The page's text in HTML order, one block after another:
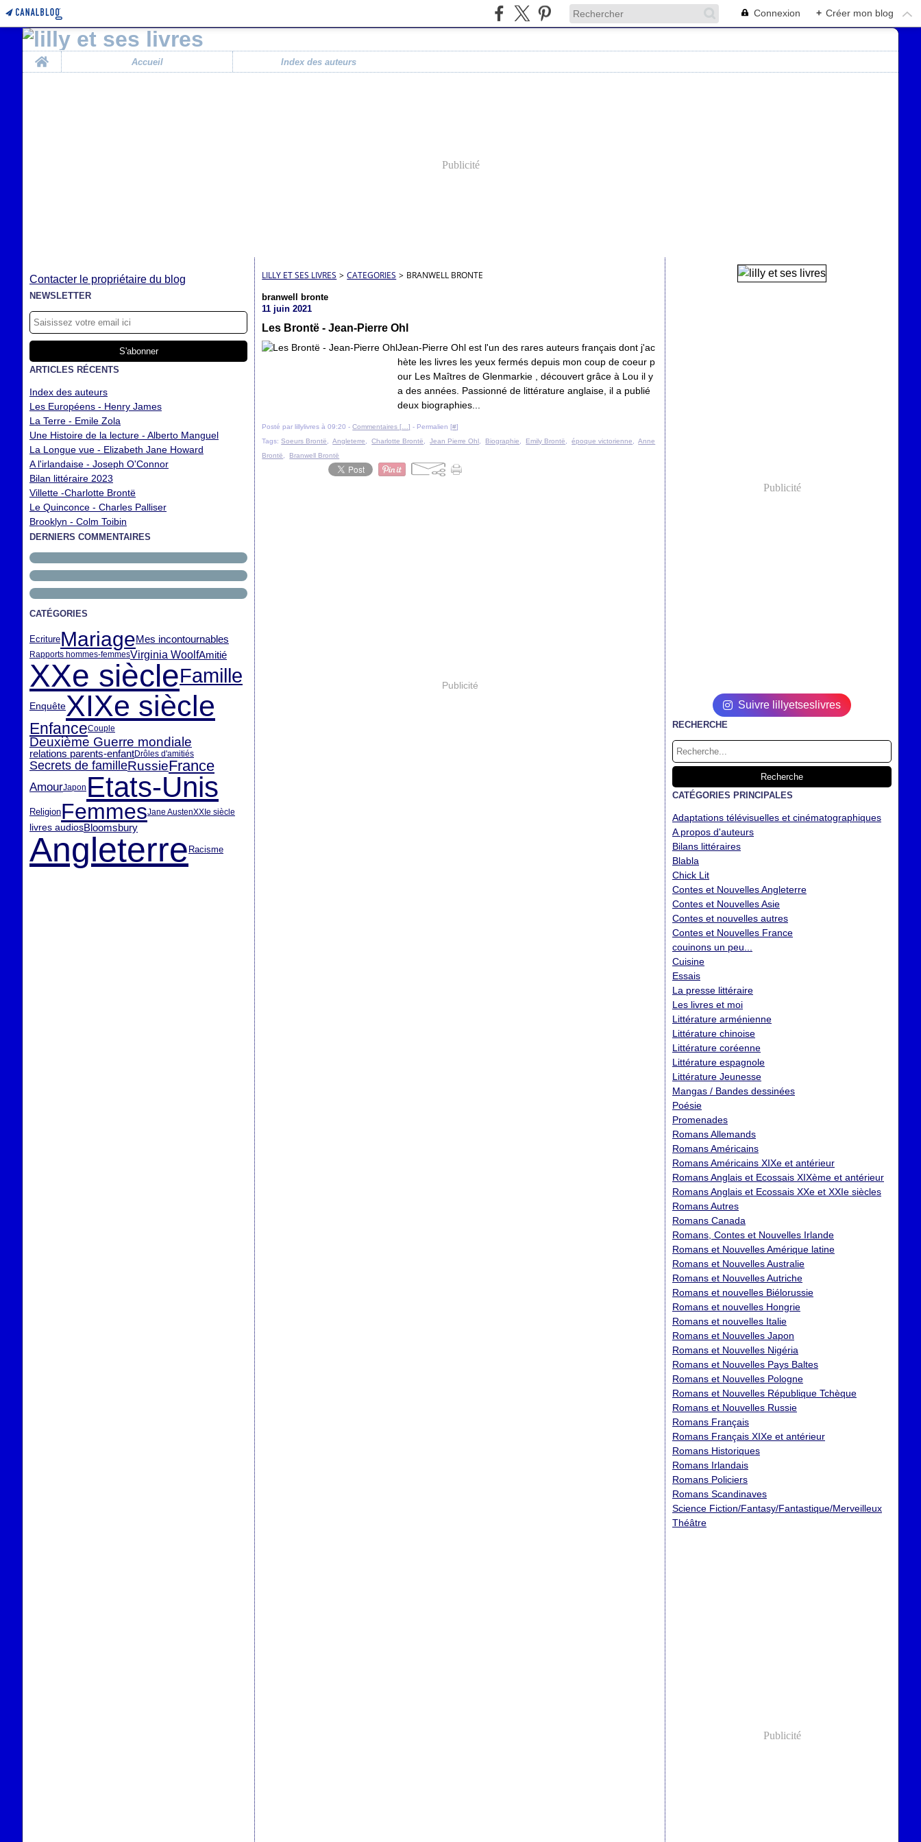
Connexion + Créer mon blog
Home
Accueil Index des auteurs
Publicité
Contacter le propriétaire du blog
NEWSLETTER
ARTICLES RÉCENTS
Index des auteurs
Les Européens - Henry James
La Terre - Emile Zola
Une Histoire de la lecture - Alberto Manguel
La Longue vue - Elizabeth Jane Howard
A l'irlandaise - Joseph O'Connor
Bilan littéraire 2023
Villette -Charlotte Brontë
Le Quinconce - Charles Palliser
Brooklyn - Colm Toibin
DERNIERS COMMENTAIRES
CATÉGORIES
EcritureMariageMes incontournables
Rapports hommes-femmesVirginia WoolfAmitié
XXe siècleFamille
EnquêteXIXe siècle
EnfanceCouple
Deuxième Guerre mondiale
relations parents-enfantDrôles d'amitiés
Secrets de familleRussieFrance
AmourJapon Etats-Unis
ReligionFemmesJane AustenXXIe siècle
livres audiosBloomsbury
Angleterre Racisme
LILLY ET SES LIVRES > CATEGORIES > BRANWELL BRONTE
branwell bronte
11 juin 2021
Les Brontë - Jean-Pierre Ohl
Jean-Pierre Ohl est l'un des rares auteurs français dont j'ac
hète les livres les yeux fermés depuis mon coup de coeur p
our Les Maîtres de Glenmarkie , découvert grâce à Lou il y
a des années. Passionné de littérature anglaise, il a publié
deux biographies...
Posté par lillylivres à 09:20 -Commentaires [ …] - Permalien [#]
Tags:Soeurs Brontë ,Angleterre ,Charlotte Brontë ,Jean Pierre Ohl Biographie Emily Brontë ,époque victorienne ,Anne
Brontë
Branwell Brontë
Publicité
Publicité
Suivre lillyetseslivres
RECHERCHE
CATÉGORIES PRINCIPALES
Adaptations télévisuelles et cinématographiques
A propos d'auteurs
Bilans littéraires
Blabla
Chick Lit
Contes et Nouvelles Angleterre
Contes et Nouvelles Asie
Contes et nouvelles autres
Contes et Nouvelles France
couinons un peu...
Cuisine
Essais
La presse littéraire
Les livres et moi
Littérature arménienne
Littérature chinoise
Littérature coréenne
Littérature espagnole
Littérature Jeunesse
Mangas / Bandes dessinées
Poésie
Promenades
Romans Allemands
Romans Américains
Romans Américains XIXe et antérieur
Romans Anglais et Ecossais XIXème et antérieur
Romans Anglais et Ecossais XXe et XXIe siècles
Romans Autres
Romans Canada
Romans, Contes et Nouvelles Irlande
Romans et Nouvelles Amérique latine
Romans et Nouvelles Australie
Romans et Nouvelles Autriche
Romans et nouvelles Biélorussie
Romans et nouvelles Hongrie
Romans et nouvelles Italie
Romans et Nouvelles Japon
Romans et Nouvelles Nigéria
Romans et Nouvelles Pays Baltes
Romans et Nouvelles Pologne
Romans et Nouvelles République Tchèque
Romans et Nouvelles Russie
Romans Français
Romans Français XIXe et antérieur
Romans Historiques
Romans Irlandais
Romans Policiers
Romans Scandinaves
Science Fiction/Fantasy/Fantastique/Merveilleux
Théâtre
Publicité